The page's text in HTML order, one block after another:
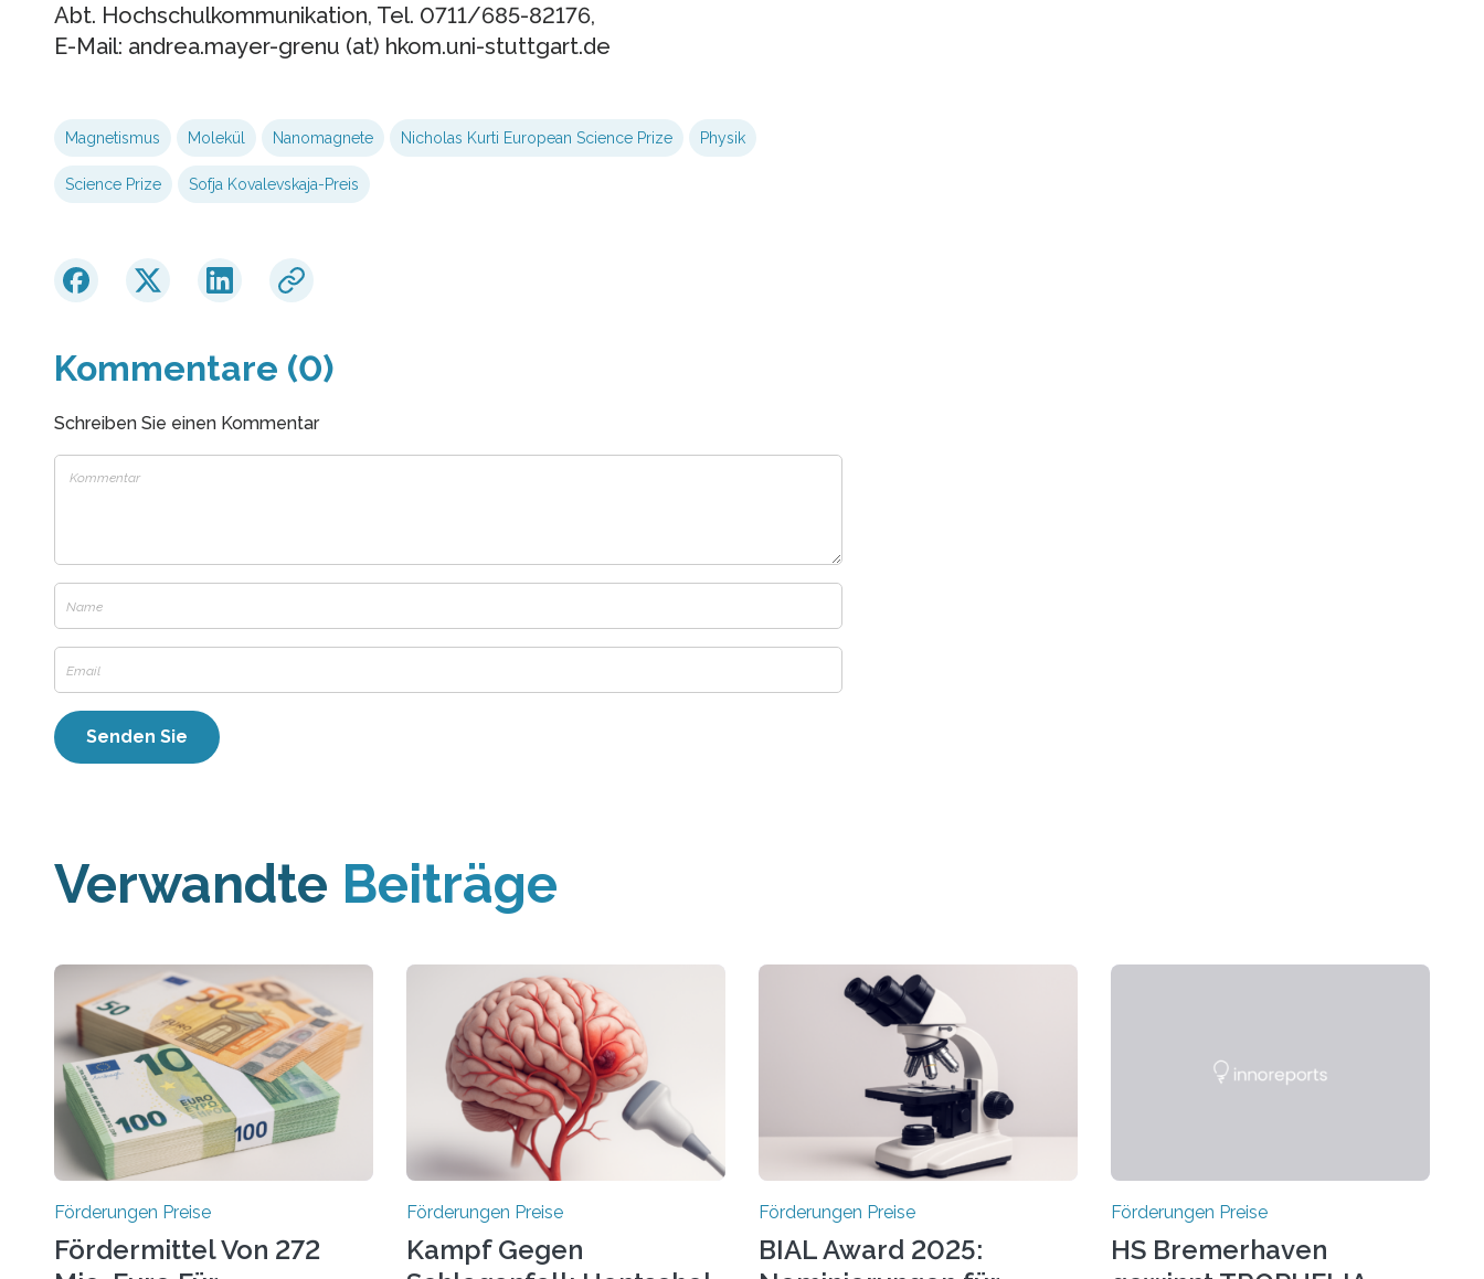
Abt. Hochschulkommunikation, Tel. 0711/685-82176,
E-Mail: andrea.mayer-grenu (at) hkom.uni-stuttgart.de
Magnetismus Molekül Nanomagnete Nicholas Kurti European Science Prize Physik
Science Prize Sofja Kovalevskaja-Preis
Kommentare (0)
Schreiben Sie einen Kommentar
Verwandte Beiträge
Förderungen Preise
Fördermittel Von 272
Förderungen Preise
Kampf Gegen
Förderungen Preise
BIAL Award 2025:
Förderungen Preise
HS Bremerhaven